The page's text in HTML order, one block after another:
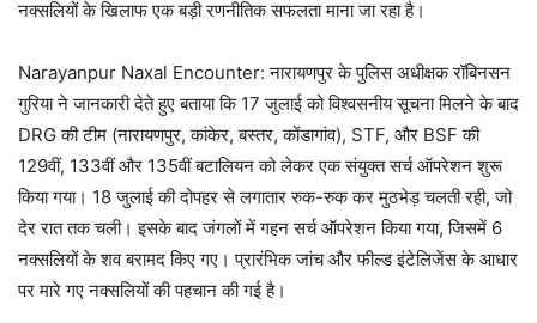
नक्सलियों के खिलाफ एक बड़ी रणनीतिक सफलता माना जा रहा है।
Narayanpur Naxal Encounter: नारायणपुर के पुलिस अधीक्षक रॉबिनसन
गुरिया ने जानकारी देते हुए बताया कि 17 जुलाई को विश्वसनीय सूचना मिलने के बाद
DRG की टीम (नारायणपुर, कांकेर, बस्तर, कोंडागांव), STF, और BSF की
129वीं, 133वीं और 135वीं बटालियन को लेकर एक संयुक्त सर्च ऑपरेशन शुरू
किया गया। 18 जुलाई की दोपहर से लगातार रुक-रुक कर मुठभेड़ चलती रही, जो
देर रात तक चली। इसके बाद जंगलों में गहन सर्च ऑपरेशन किया गया, जिसमें 6
नक्सलियों के शव बरामद किए गए। प्रारंभिक जांच और फील्ड इंटेलिजेंस के आधार
पर मारे गए नक्सलियों की पहचान की गई है।